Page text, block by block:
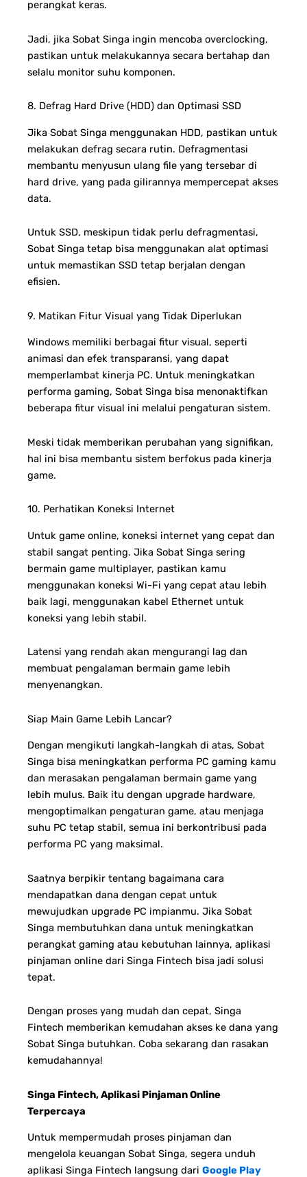
perangkat keras.
Jadi, jika Sobat Singa ingin mencoba overclocking,
pastikan untuk melakukannya secara bertahap dan
selalu monitor suhu komponen.
8. Defrag Hard Drive (HDD) dan Optimasi SSD
Jika Sobat Singa menggunakan HDD, pastikan untuk
melakukan defrag secara rutin. Defragmentasi
membantu menyusun ulang file yang tersebar di
hard drive, yang pada gilirannya mempercepat akses
data.
Untuk SSD, meskipun tidak perlu defragmentasi,
Sobat Singa tetap bisa menggunakan alat optimasi
untuk memastikan SSD tetap berjalan dengan
efisien.
9. Matikan Fitur Visual yang Tidak Diperlukan
Windows memiliki berbagai fitur visual, seperti
animasi dan efek transparansi, yang dapat
memperlambat kinerja PC. Untuk meningkatkan
performa gaming, Sobat Singa bisa menonaktifkan
beberapa fitur visual ini melalui pengaturan sistem.
Meski tidak memberikan perubahan yang signifikan,
hal ini bisa membantu sistem berfokus pada kinerja
game.
10. Perhatikan Koneksi Internet
Untuk game online, koneksi internet yang cepat dan
stabil sangat penting. Jika Sobat Singa sering
bermain game multiplayer, pastikan kamu
menggunakan koneksi Wi-Fi yang cepat atau lebih
baik lagi, menggunakan kabel Ethernet untuk
koneksi yang lebih stabil.
Latensi yang rendah akan mengurangi lag dan
membuat pengalaman bermain game lebih
menyenangkan.
Siap Main Game Lebih Lancar?
Dengan mengikuti langkah-langkah di atas, Sobat
Singa bisa meningkatkan performa PC gaming kamu
dan merasakan pengalaman bermain game yang
lebih mulus. Baik itu dengan upgrade hardware,
mengoptimalkan pengaturan game, atau menjaga
suhu PC tetap stabil, semua ini berkontribusi pada
performa PC yang maksimal.
Saatnya berpikir tentang bagaimana cara
mendapatkan dana dengan cepat untuk
mewujudkan upgrade PC impianmu. Jika Sobat
Singa membutuhkan dana untuk meningkatkan
perangkat gaming atau kebutuhan lainnya, aplikasi
pinjaman online dari Singa Fintech bisa jadi solusi
tepat.
Dengan proses yang mudah dan cepat, Singa
Fintech memberikan kemudahan akses ke dana yang
Sobat Singa butuhkan. Coba sekarang dan rasakan
kemudahannya!
Singa Fintech, Aplikasi Pinjaman Online
Terpercaya
Untuk mempermudah proses pinjaman dan
mengelola keuangan Sobat Singa, segera unduh
aplikasi Singa Fintech langsung dari Google Play